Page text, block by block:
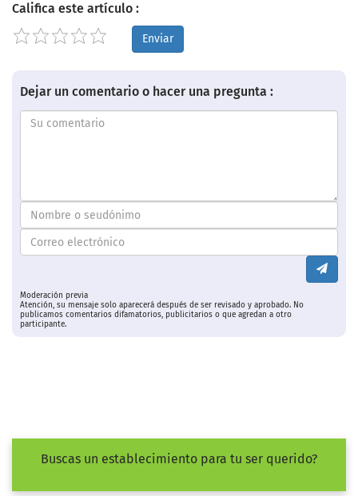
Califica este artículo :
Enviar
Dejar un comentario o hacer una pregunta :
Moderación previa
Atención, su mensaje solo aparecerá después de ser revisado y aprobado. No
publicamos comentarios difamatorios, publicitarios o que agredan a otro
participante.
Buscas un establecimiento para tu ser querido?